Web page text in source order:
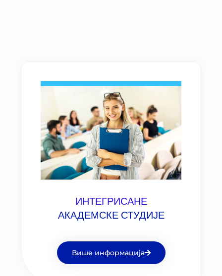
СТУДИЈСKИ ПРОГРАМИ
ИНТЕГРИСАНЕ
АКАДЕМСКЕ СТУДИЈЕ
Више информација